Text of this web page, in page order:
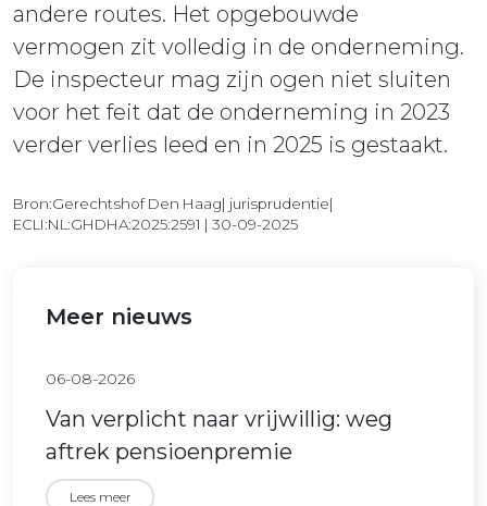
andere routes. Het opgebouwde
vermogen zit volledig in de onderneming.
De inspecteur mag zijn ogen niet sluiten
voor het feit dat de onderneming in 2023
verder verlies leed en in 2025 is gestaakt.
Bron:Gerechtshof Den Haag| jurisprudentie|
ECLI:NL:GHDHA:2025:2591 | 30-09-2025
Meer nieuws
06-08-2026
Van verplicht naar vrijwillig: weg
aftrek pensioenpremie
Lees meer